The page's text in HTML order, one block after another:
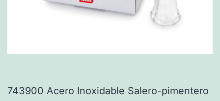
743900 Acero Inoxidable Salero-pimentero